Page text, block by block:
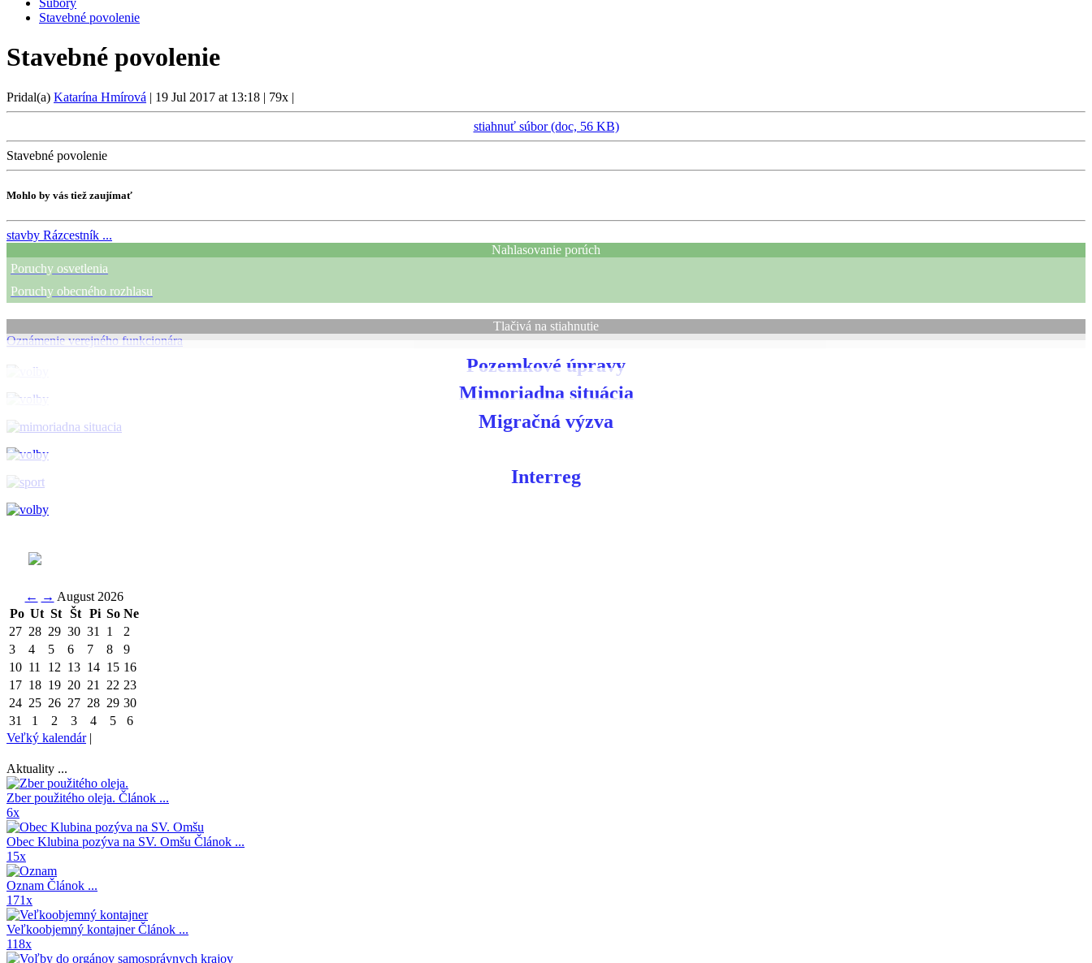
Súbory
Stavebné povolenie
Stavebné povolenie
Pridal(a) Katarína Hmírová | 19 Jul 2017 at 13:18 | 79x |
stiahnuť súbor (doc, 56 KB)
Stavebné povolenie
Mohlo by vás tiež zaujímať
stavby Rázcestník ...
Nahlasovanie porúch
Poruchy osvetlenia
Poruchy obecného rozhlasu
Tlačivá na stiahnutie
Oznámenie verejného funkcionára
Pozemkové úpravy
Mimoriadna situácia
Migračná výzva
Interreg
← → August 2026
Po Ut St Št Pi So Ne
27 28 29 30 31 1
2
3
4 5 6 7 8
9
10 11 12 13 14 15 16
17 18 19 20 21 22 23
24 25 26 27 28 29 30
31
1 2 3 4 5
6
Veľký kalendár|
Aktuality ...
Zber použitého oleja. Článok ...
6x
Obec Klubina pozýva na SV. Omšu Článok ...
15x
Oznam Článok ...
171x
Veľkoobjemný kontajnerČlánok ...
118x